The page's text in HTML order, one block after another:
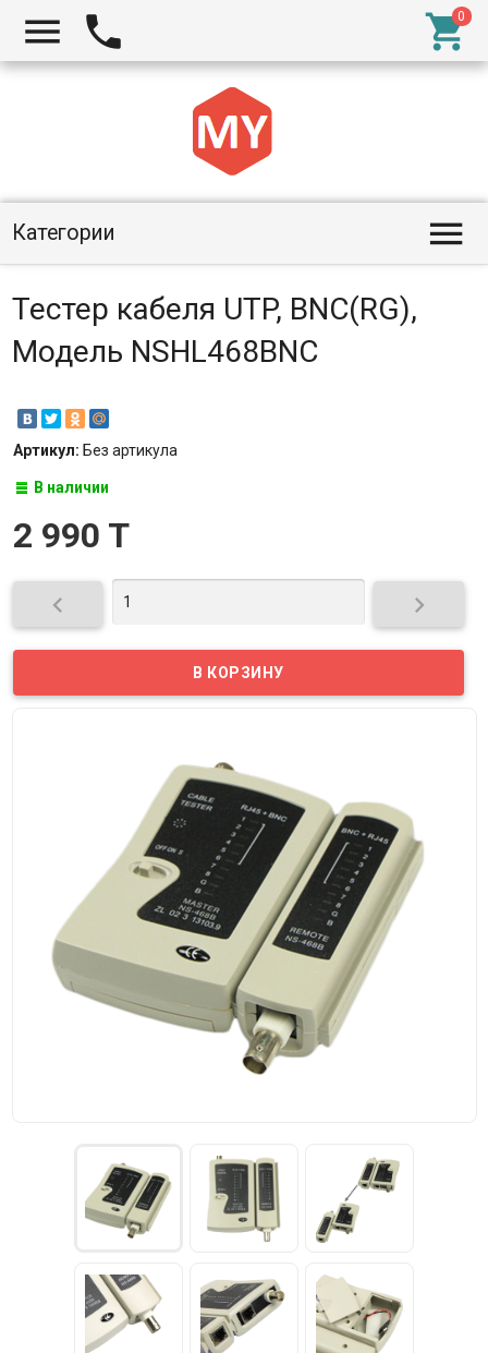
  
Категории 
Тестер кабеля UTP, BNC(RG),
Модель NSHL468BNC
Артикул: Без артикула
В наличии
2 990 T
 